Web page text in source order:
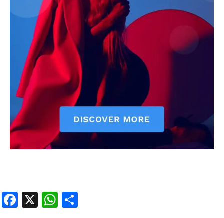
Terms of Use Agreement
Facebook
X WhatsApp
Share
Facebook
X WhatsApp